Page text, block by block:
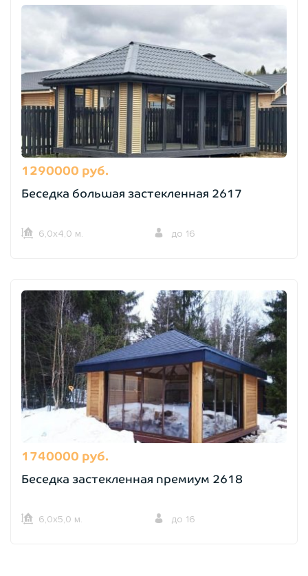
1290000 руб.
Беседка большая застекленная 2617
6,0х4,0 м. до 16
1740000 руб.
Беседка застекленная премиум 2618
6,0х5,0 м. до 16